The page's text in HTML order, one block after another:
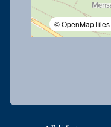
© OpenMapTiles